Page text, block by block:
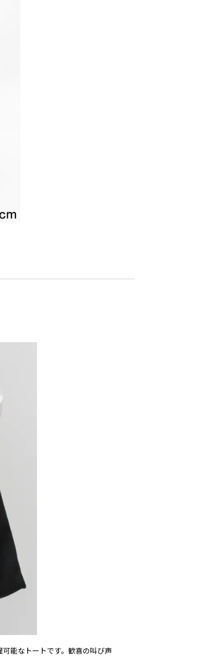
能なトートです。歓喜の叫び声